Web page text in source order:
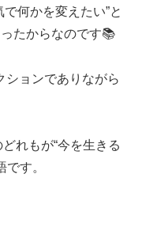
何かを変えたい”と
たからなのです📚
ションでありながら
れもが“今を生きる
す。